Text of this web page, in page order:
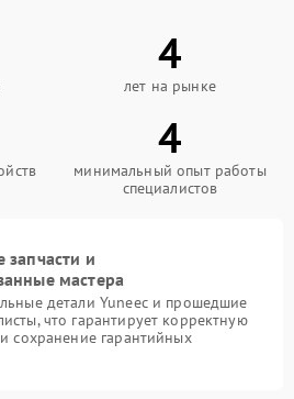
4
лет на рынке
4
минимальный опыт работы
специалистов
и
мастера
детали Yuneec и прошедшие
что гарантирует корректную
сохранение гарантийных